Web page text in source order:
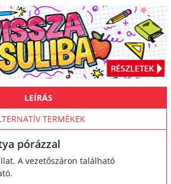
LEÍRÁS
TERMÉKEK
pórázzal
A vezetőszáron található